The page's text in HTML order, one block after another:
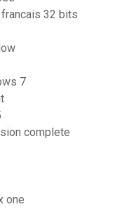
32 bits
7
complete
one